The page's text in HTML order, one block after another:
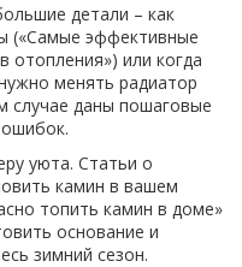
детали – как
(«Самые эффективные
отопления») или когда
менять радиатор
случае даны пошаговые
уюта. Статьи о
камин в вашем
топить камин в доме»
основание и
зимний сезон.